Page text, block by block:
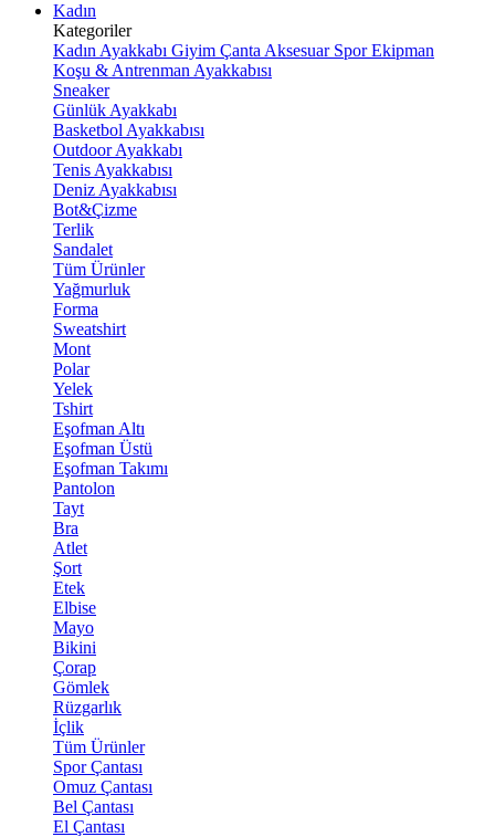
Kadın
Kategoriler
Kadın Ayakkabı Giyim Çanta Aksesuar Spor Ekipman
Koşu & Antrenman Ayakkabısı
Sneaker
Günlük Ayakkabı
Basketbol Ayakkabısı
Outdoor Ayakkabı
Tenis Ayakkabısı
Deniz Ayakkabısı
Bot&Çizme
Terlik
Sandalet
Tüm Ürünler
Yağmurluk
Forma
Sweatshirt
Mont
Polar
Yelek
Tshirt
Eşofman Altı
Eşofman Üstü
Eşofman Takımı
Pantolon
Tayt
Bra
Atlet
Şort
Etek
Elbise
Mayo
Bikini
Çorap
Gömlek
Rüzgarlık
İçlik
Tüm Ürünler
Spor Çantası
Omuz Çantası
Bel Çantası
El Çantası